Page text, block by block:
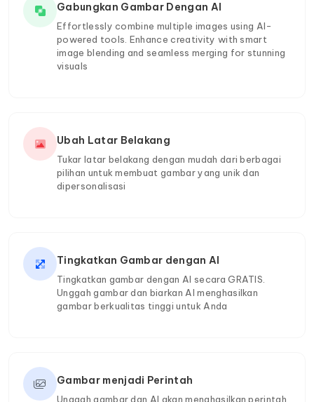
Gabungkan Gambar Dengan AI
Effortlessly combine multiple images using AI-
powered tools. Enhance creativity with smart
image blending and seamless merging for stunning
visuals
Ubah Latar Belakang
Tukar latar belakang dengan mudah dari berbagai
pilihan untuk membuat gambar yang unik dan
dipersonalisasi
Tingkatkan Gambar dengan AI
Tingkatkan gambar dengan AI secara GRATIS.
Unggah gambar dan biarkan AI menghasilkan
gambar berkualitas tinggi untuk Anda
Gambar menjadi Perintah
Unggah gambar dan AI akan menghasilkan perintah.